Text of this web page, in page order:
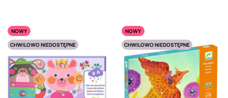
NOWY
CHWILOWO NIEDOSTĘPNE
NOWY
CHWILOWO NIEDOSTĘPNE